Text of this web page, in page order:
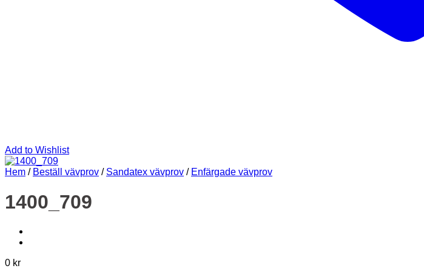
Add to Wishlist
Hem / Beställ vävprov / Sandatex vävprov / Enfärgade vävprov
1400_709
0 kr